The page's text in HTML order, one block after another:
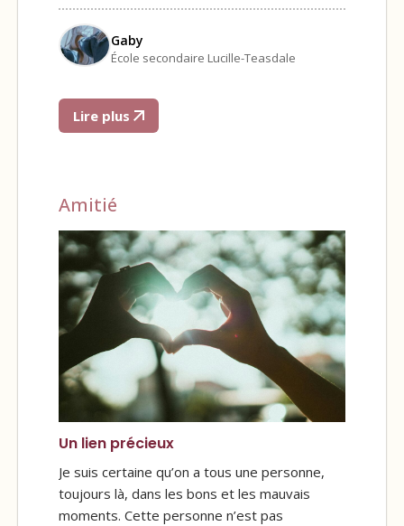
Gaby
École secondaire Lucille-Teasdale
Lire plus
Amitié
Un lien précieux
Je suis certaine qu’on a tous une personne,
toujours là, dans les bons et les mauvais
moments. Cette personne n’est pas